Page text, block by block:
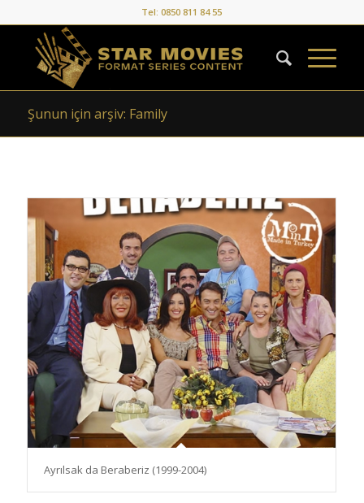
Tel: 0850 811 84 55
Şunun için arşiv: Family
Ayrılsak da Beraberiz (1999-2004)